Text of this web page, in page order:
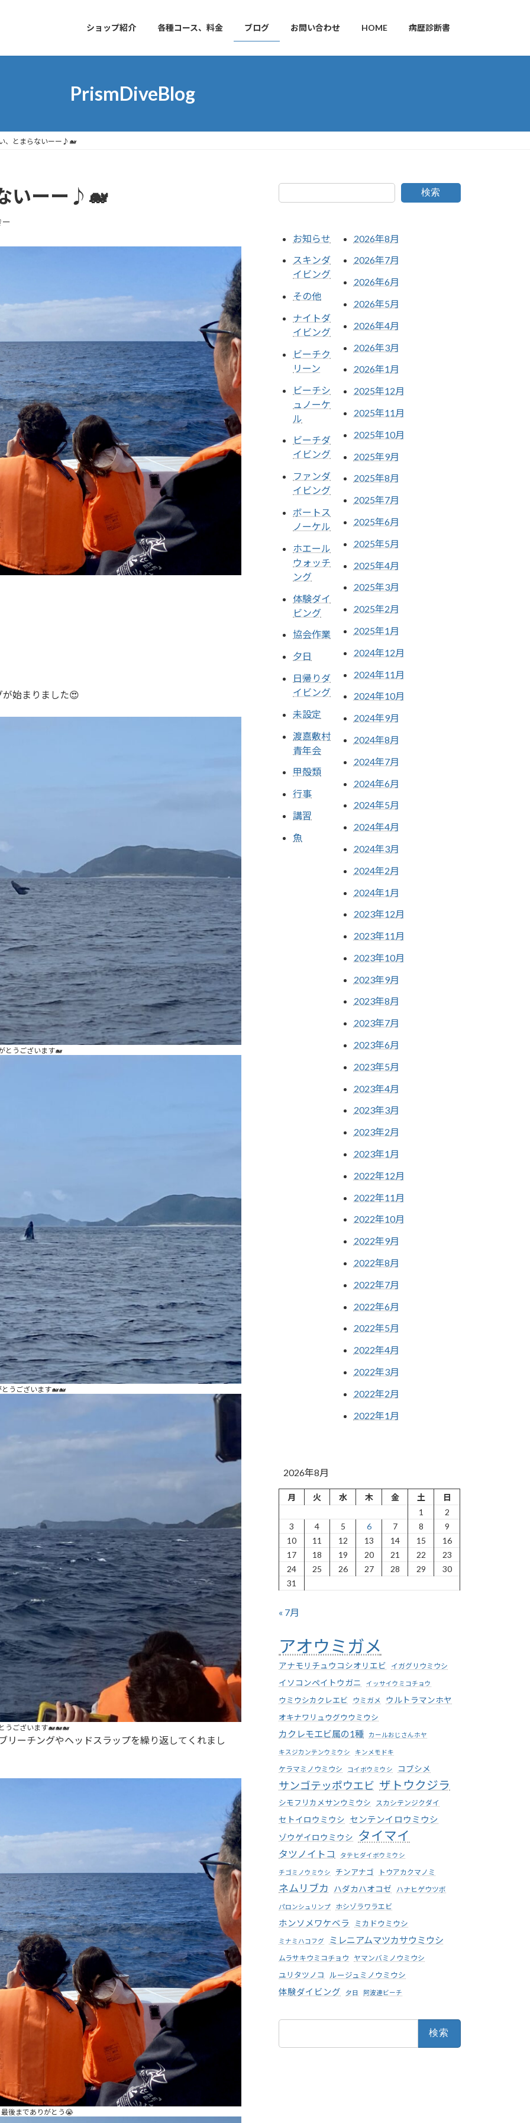
ショップ紹介 各種コース、料金 ブログ お問い合わせ HOME 病歴診断書
PrismDiveBlog
、とまらないーー♪🐋
いーー♪🐋
ー
始まりました😍
とうございます🐋
うございます🐋🐋
うございます🐋🐋🐋
ーチングやヘッドスラップを繰り返してくれまし
後までありがとう😭
検索
お知らせ
スキンダ
イビング
その他
ナイトダ
イビング
ビーチク
リーン
ビーチシ
ュノーケ
ル
ビーチダ
イビング
ファンダ
イビング
ボートス
ノーケル
ホエール
ウォッチ
ング
体験ダイ
ビング
協会作業
夕日
日帰りダ
イビング
未設定
渡嘉敷村
青年会
甲殻類
行事
講習
魚
2026年8月
2026年7月
2026年6月
2026年5月
2026年4月
2026年3月
2026年1月
2025年12月
2025年11月
2025年10月
2025年9月
2025年8月
2025年7月
2025年6月
2025年5月
2025年4月
2025年3月
2025年2月
2025年1月
2024年12月
2024年11月
2024年10月
2024年9月
2024年8月
2024年7月
2024年6月
2024年5月
2024年4月
2024年3月
2024年2月
2024年1月
2023年12月
2023年11月
2023年10月
2023年9月
2023年8月
2023年7月
2023年6月
2023年5月
2023年4月
2023年3月
2023年2月
2023年1月
2022年12月
2022年11月
2022年10月
2022年9月
2022年8月
2022年7月
2022年6月
2022年5月
2022年4月
2022年3月
2022年2月
2022年1月
2026年8月
月 火 水 木 金 土
日
1
2
3
4 5 6 7 8
9
10
11 12 13 14 15
16
17
18 19 20 21 22
23
24
25 26 27 28 29
30
31
« 7月
アオウミガメ
アナモリチュウコシオリエビ イガグリウミウシ
イソコンペイトウガニ イッサイウミコチョウ
ウミウシカクレエビ ウミガメ
ウルトラマンホヤ
オキナワリュウグウウミウシ
カクレモエビ属の1種 カールおじさんホヤ
キスジカンテンウミウシ キンメモドキ
ケラマミノウミウシ コイボウミウシ コブシメ
サンゴテッポウエビ ザトウクジラ
シモフリカメサンウミウシ スカシテンジクダイ
セトイロウミウシ センテンイロウミウシ
ゾウゲイロウミウシ タイマイ
タツノイトコ タテヒダイボウミウシ
チゴミノウミウシ チンアナゴ トウアカクマノミ
ネムリブカ ハダカハオコゼ ハナヒゲウツボ
パロンシュリンプ ホシゾラワラエビ
ホンソメワケベラ ミカドウミウシ
ミナミハコフグ ミレニアムマツカサウミウシ
ムラサキウミコチョウ ヤマンバミノウミウシ
ユリタツノコ ルージュミノウミウシ
体験ダイビング 夕日 阿波連ビーチ